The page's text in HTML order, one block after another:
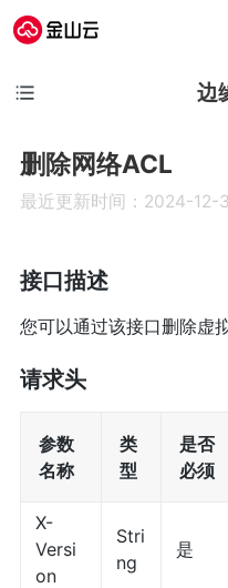
边
删除网络ACL
最近更新时间：2024-12-
接口描述
您可以通过该接口删除虚
请求头
参数
名称
类
型
是否
必须
X-
Versi
on
Stri
ng
是